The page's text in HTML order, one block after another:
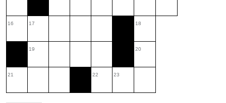
16 17 18
19 20
21 22 23